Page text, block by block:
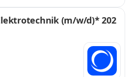
(m/w/d)* 202